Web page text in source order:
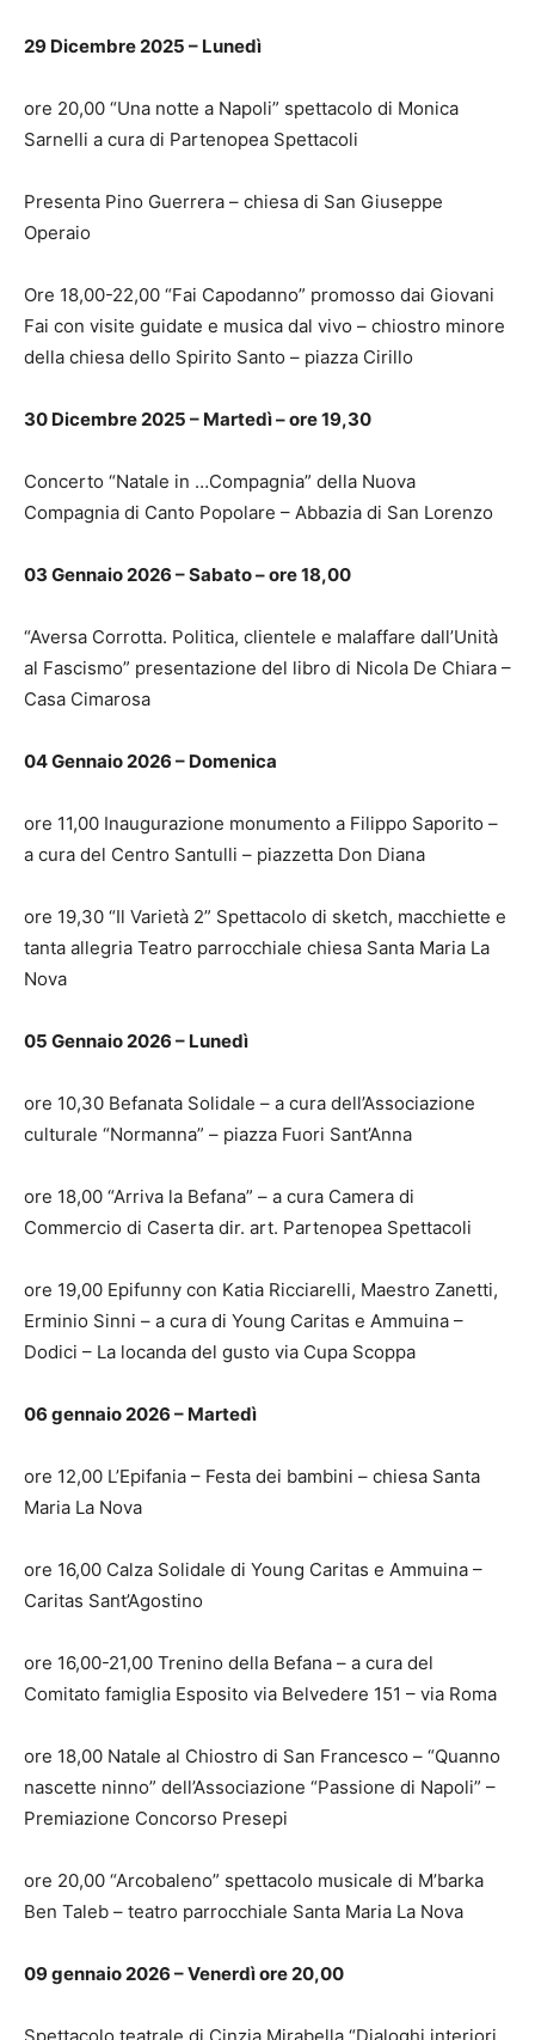
29 Dicembre 2025 – Lunedì
ore 20,00 “Una notte a Napoli” spettacolo di Monica
Sarnelli a cura di Partenopea Spettacoli
Presenta Pino Guerrera – chiesa di San Giuseppe
Operaio
Ore 18,00-22,00 “Fai Capodanno” promosso dai Giovani
Fai con visite guidate e musica dal vivo – chiostro minore
della chiesa dello Spirito Santo – piazza Cirillo
30 Dicembre 2025 – Martedì – ore 19,30
Concerto “Natale in …Compagnia” della Nuova
Compagnia di Canto Popolare – Abbazia di San Lorenzo
03 Gennaio 2026 – Sabato – ore 18,00
“Aversa Corrotta. Politica, clientele e malaffare dall’Unità
al Fascismo” presentazione del libro di Nicola De Chiara –
Casa Cimarosa
04 Gennaio 2026 – Domenica
ore 11,00 Inaugurazione monumento a Filippo Saporito –
a cura del Centro Santulli – piazzetta Don Diana
ore 19,30 “Il Varietà 2” Spettacolo di sketch, macchiette e
tanta allegria Teatro parrocchiale chiesa Santa Maria La
Nova
05 Gennaio 2026 – Lunedì
ore 10,30 Befanata Solidale – a cura dell’Associazione
culturale “Normanna” – piazza Fuori Sant’Anna
ore 18,00 “Arriva la Befana” – a cura Camera di
Commercio di Caserta dir. art. Partenopea Spettacoli
ore 19,00 Epifunny con Katia Ricciarelli, Maestro Zanetti,
Erminio Sinni – a cura di Young Caritas e Ammuina –
Dodici – La locanda del gusto via Cupa Scoppa
06 gennaio 2026 – Martedì
ore 12,00 L’Epifania – Festa dei bambini – chiesa Santa
Maria La Nova
ore 16,00 Calza Solidale di Young Caritas e Ammuina –
Caritas Sant’Agostino
ore 16,00-21,00 Trenino della Befana – a cura del
Comitato famiglia Esposito via Belvedere 151 – via Roma
ore 18,00 Natale al Chiostro di San Francesco – “Quanno
nascette ninno” dell’Associazione “Passione di Napoli” –
Premiazione Concorso Presepi
ore 20,00 “Arcobaleno” spettacolo musicale di M’barka
Ben Taleb – teatro parrocchiale Santa Maria La Nova
09 gennaio 2026 – Venerdì ore 20,00
Spettacolo teatrale di Cinzia Mirabella “Dialoghi interiori